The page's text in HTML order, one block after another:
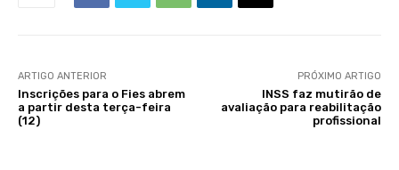
ARTIGO ANTERIOR
Inscrições para o Fies abrem
a partir desta terça-feira
(12)
PRÓXIMO ARTIGO
INSS faz mutirão de
avaliação para reabilitação
profissional